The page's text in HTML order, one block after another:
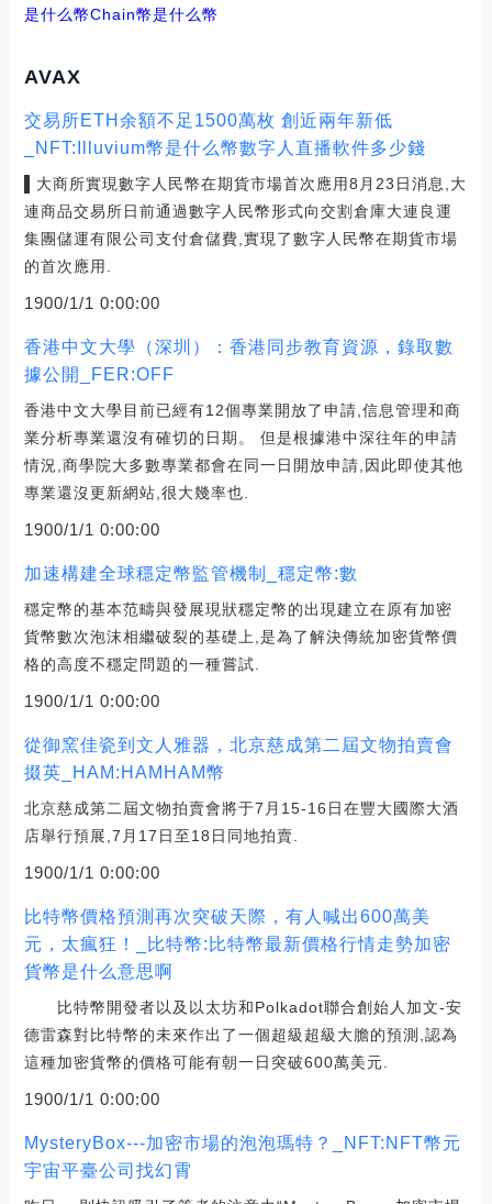
是什么幣Chain幣是什么幣
AVAX
交易所ETH余額不足1500萬枚 創近兩年新低
_NFT:Illuvium幣是什么幣數字人直播軟件多少錢
▌大商所實現數字人民幣在期貨市場首次應用8月23日消息,大
連商品交易所日前通過數字人民幣形式向交割倉庫大連良運
集團儲運有限公司支付倉儲費,實現了數字人民幣在期貨市場
的首次應用.
1900/1/1 0:00:00
香港中文大學（深圳）：香港同步教育資源，錄取數
據公開_FER:OFF
香港中文大學目前已經有12個專業開放了申請,信息管理和商
業分析專業還沒有確切的日期。 但是根據港中深往年的申請
情況,商學院大多數專業都會在同一日開放申請,因此即使其他
專業還沒更新網站,很大幾率也.
1900/1/1 0:00:00
加速構建全球穩定幣監管機制_穩定幣:數
穩定幣的基本范疇與發展現狀穩定幣的出現建立在原有加密
貨幣數次泡沫相繼破裂的基礎上,是為了解決傳統加密貨幣價
格的高度不穩定問題的一種嘗試.
1900/1/1 0:00:00
從御窯佳瓷到文人雅器，北京慈成第二屆文物拍賣會
掇英_HAM:HAMHAM幣
北京慈成第二屆文物拍賣會將于7月15-16日在豐大國際大酒
店舉行預展,7月17日至18日同地拍賣.
1900/1/1 0:00:00
比特幣價格預測再次突破天際，有人喊出600萬美
元，太瘋狂！_比特幣:比特幣最新價格行情走勢加密
貨幣是什么意思啊
比特幣開發者以及以太坊和Polkadot聯合創始人加文-安
德雷森對比特幣的未來作出了一個超級超級大膽的預測,認為
這種加密貨幣的價格可能有朝一日突破600萬美元.
1900/1/1 0:00:00
MysteryBox---加密市場的泡泡瑪特？_NFT:NFT幣元
宇宙平臺公司找幻霄